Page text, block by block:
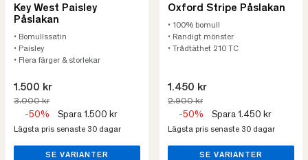
Key West Paisley
Påslakan
• Bomullssatin
• Paisley
• Flera färger & storlekar
1.500 kr
3.000 kr
-50% Spara 1.500 kr
Lägsta pris senaste 30 dagar
SE VARIANTER
Oxford Stripe Påslakan
• 100% bomull
• Randigt mönster
• Trådtäthet 210 TC
1.450 kr
2.900 kr
-50% Spara 1.450 kr
Lägsta pris senaste 30 dagar
SE VARIANTER